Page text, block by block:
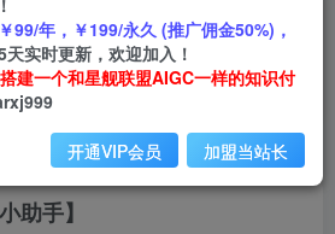
助手】
￥99/年，￥199/永久 (推广佣金50%)，
天实时更新，欢迎加入！
建一个和星舰联盟AIGC一样的知识付
开通VIP会员 加盟当站长